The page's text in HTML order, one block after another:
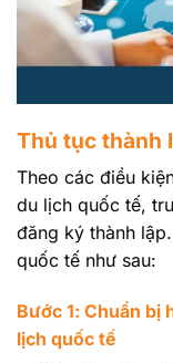
Thủ tục thành
Theo các điều
du lịch quốc tế,
đăng ký thành
quốc tế như sau:
Bước 1: Chuẩn bị
lịch quốc tế